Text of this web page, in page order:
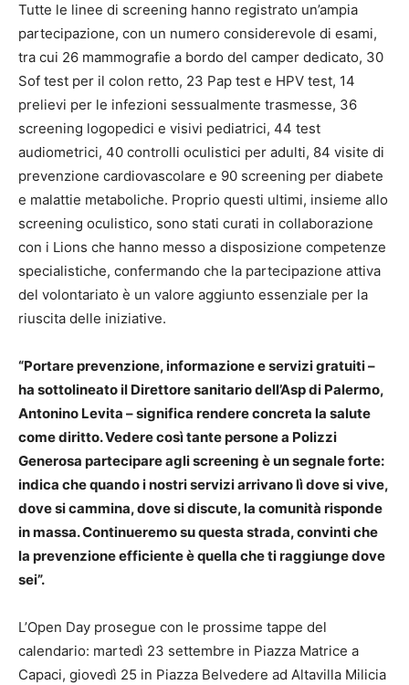
Tutte le linee di screening hanno registrato un’ampia
partecipazione, con un numero considerevole di esami,
tra cui 26 mammografie a bordo del camper dedicato, 30
Sof test per il colon retto, 23 Pap test e HPV test, 14
prelievi per le infezioni sessualmente trasmesse, 36
screening logopedici e visivi pediatrici, 44 test
audiometrici, 40 controlli oculistici per adulti, 84 visite di
prevenzione cardiovascolare e 90 screening per diabete
e malattie metaboliche. Proprio questi ultimi, insieme allo
screening oculistico, sono stati curati in collaborazione
con i Lions che hanno messo a disposizione competenze
specialistiche, confermando che la partecipazione attiva
del volontariato è un valore aggiunto essenziale per la
riuscita delle iniziative.
“Portare prevenzione, informazione e servizi gratuiti –
ha sottolineato il Direttore sanitario dell’Asp di Palermo,
Antonino Levita – significa rendere concreta la salute
come diritto. Vedere così tante persone a Polizzi
Generosa partecipare agli screening è un segnale forte:
indica che quando i nostri servizi arrivano lì dove si vive,
dove si cammina, dove si discute, la comunità risponde
in massa. Continueremo su questa strada, convinti che
la prevenzione efficiente è quella che ti raggiunge dove
sei”.
L’Open Day prosegue con le prossime tappe del
calendario: martedì 23 settembre in Piazza Matrice a
Capaci, giovedì 25 in Piazza Belvedere ad Altavilla Milicia